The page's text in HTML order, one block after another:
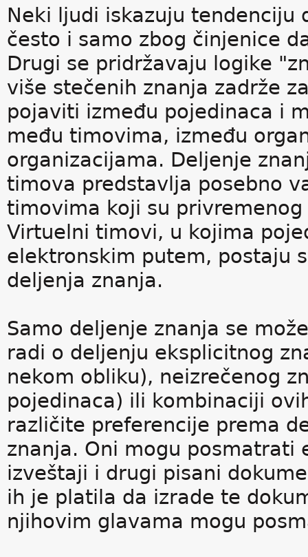
Neki ljudi iskazuju tendenciju
često i samo zbog činjenice
Drugi se pridržavaju logike
više stečenih znanja zadrže
pojaviti između pojedinaca i
među timovima, između
organizacijama. Deljenje
timova predstavlja posebno
timovima koji su
Virtuelni timovi, u kojima
elektronskim putem, postaju
deljenja znanja.
Samo deljenje znanja se
radi o deljenju eksplicitnog
nekom obliku), neizrečenog
pojedinaca) ili kombinaciji
različite preferencije prema
znanja. Oni mogu posmatrati
izveštaji i drugi pisani
ih je platila da izrade te
njihovim glavama mogu